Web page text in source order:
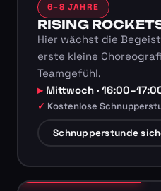
6–8 JAHRE
RISING
Hier wächst die
erste kleine
Teamgefühl.
Mittwoch ·
Kostenlose
Schnupperstunde